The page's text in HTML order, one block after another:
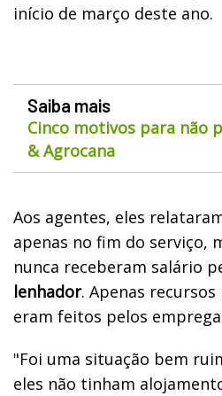
início de março deste ano.
Saiba mais
Cinco motivos para não
& Agrocana
Aos agentes, eles
apenas no fim do serviço,
nunca receberam salário
lenhador. Apenas
eram feitos pelos
"Foi uma situação bem
eles não tinham